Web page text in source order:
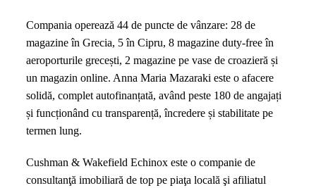
Compania operează 44 de puncte de vânzare: 28 de
magazine în Grecia, 5 în Cipru, 8 magazine duty-free în
aeroporturile grecești, 2 magazine pe vase de croazieră și
un magazin online. Anna Maria Mazaraki este o afacere
solidă, complet autofinanțată, având peste 180 de angajați
și funcționând cu transparență, încredere și stabilitate pe
termen lung.
Cushman & Wakefield Echinox este o companie de
consultanţă imobiliară de top pe piaţa locală şi afiliatul